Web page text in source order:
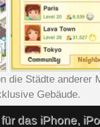
die Städte anderer
Gebäude.
das iPhone,